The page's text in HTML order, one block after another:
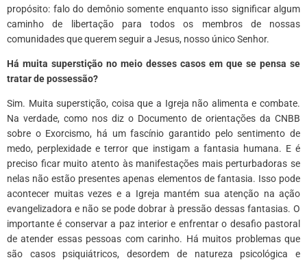
propósito: falo do demônio somente enquanto isso significar algum
caminho de libertação para todos os membros de nossas
comunidades que querem seguir a Jesus, nosso único Senhor.
Há muita superstição no meio desses casos em que se pensa se
tratar de possessão?
Sim. Muita superstição, coisa que a Igreja não alimenta e combate.
Na verdade, como nos diz o Documento de orientações da CNBB
sobre o Exorcismo, há um fascínio garantido pelo sentimento de
medo, perplexidade e terror que instigam a fantasia humana. E é
preciso ficar muito atento às manifestações mais perturbadoras se
nelas não estão presentes apenas elementos de fantasia. Isso pode
acontecer muitas vezes e a Igreja mantém sua atenção na ação
evangelizadora e não se pode dobrar à pressão dessas fantasias. O
importante é conservar a paz interior e enfrentar o desafio pastoral
de atender essas pessoas com carinho. Há muitos problemas que
são casos psiquiátricos, desordem de natureza psicológica e